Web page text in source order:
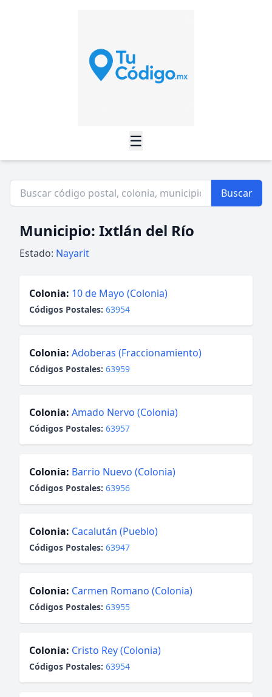
☰
Buscar
Municipio: Ixtlán del Río
Estado: Nayarit
Colonia: 10 de Mayo (Colonia)
Códigos Postales: 63954
Colonia: Adoberas (Fraccionamiento)
Códigos Postales: 63959
Colonia: Amado Nervo (Colonia)
Códigos Postales: 63957
Colonia: Barrio Nuevo (Colonia)
Códigos Postales: 63956
Colonia: Cacalután (Pueblo)
Códigos Postales: 63947
Colonia: Carmen Romano (Colonia)
Códigos Postales: 63955
Colonia: Cristo Rey (Colonia)
Códigos Postales: 63954